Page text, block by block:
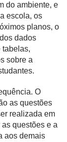
do ambiente, e
escola, os
planos, o
dados
tabelas,
sobre a
O
as questões
realizada em
questões e a
aos demais